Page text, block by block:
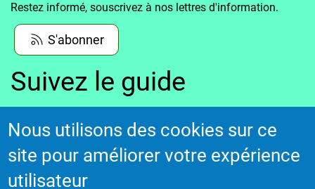
Restez informé, souscrivez à nos lettres d'information.
S'abonner
Suivez le guide
adhérent
Voir le guide
Nous utilisons des cookies sur ce
site pour améliorer votre expérience
utilisateur